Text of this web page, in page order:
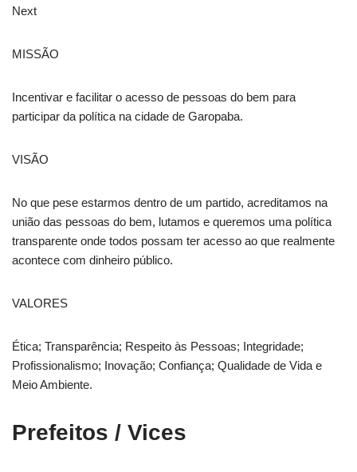
Next
MISSÃO
Incentivar e facilitar o acesso de pessoas do bem para
participar da política na cidade de Garopaba.
VISÃO
No que pese estarmos dentro de um partido, acreditamos na
união das pessoas do bem, lutamos e queremos uma política
transparente onde todos possam ter acesso ao que realmente
acontece com dinheiro público.
VALORES
Ética; Transparência; Respeito às Pessoas; Integridade;
Profissionalismo; Inovação; Confiança; Qualidade de Vida e
Meio Ambiente.
Prefeitos / Vices